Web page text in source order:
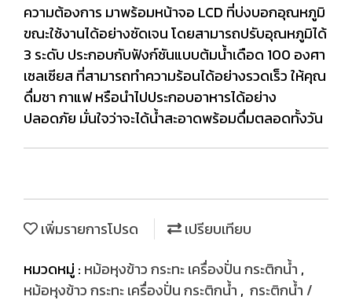
ความต้องการ มาพร้อมหน้าจอ LCD ที่บ่งบอกอุณหภูมิ
ขณะใช้งานได้อย่างชัดเจน โดยสามารถปรับอุณหภูมิได้
3 ระดับ ประกอบกับฟังก์ชันแบบต้มน้ำเดือด 100 องศา
เซลเซียส ที่สามารถทำความร้อนได้อย่างรวดเร็ว ให้คุณ
ดื่มชา กาแฟ หรือนำไปประกอบอาหารได้อย่าง
ปลอดภัย มั่นใจว่าจะได้น้ำสะอาดพร้อมดื่มตลอดทั้งวัน
เพิ่มรายการโปรด
เปรียบเทียบ
หมวดหมู่ : หม้อหุงข้าว กระทะ เครื่องปั่น กระติกน้ำ ,
หม้อหุงข้าว กระทะ เครื่องปั่น กระติกน้ำ , กระติกน้ำ /